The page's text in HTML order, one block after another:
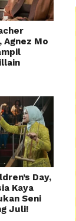
Agnez Mo
Day,
Kaya
Seni
Juli!